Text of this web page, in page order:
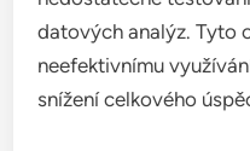
datových analýz. Tyto
neefektivnímu
snížení celkového